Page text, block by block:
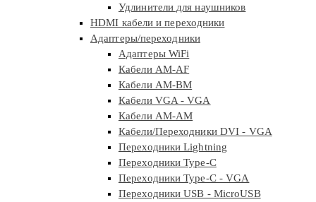
Удлинители для наушников
HDMI кабели и переходники
Адаптеры/переходники
Адаптеры WiFi
Кабели AM-AF
Кабели AM-BM
Кабели VGA - VGA
Кабели АМ-АМ
Кабели/Переходники DVI - VGA
Переходники Lightning
Переходники Type-C
Переходники Type-C - VGA
Переходники USB - MicroUSB